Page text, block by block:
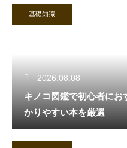
基礎知識
2026.08.08
キノコ図鑑で初心者に
かりやすい本を厳選